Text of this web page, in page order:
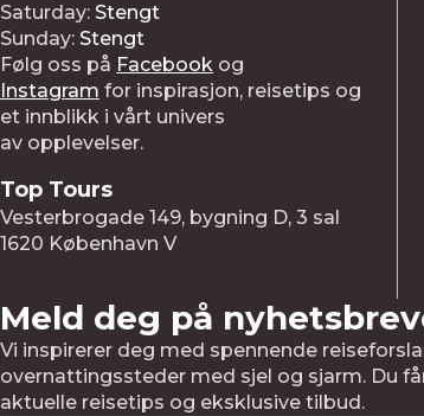
Saturday: Stengt
Sunday: Stengt
Følg oss på Facebook og
Instagram for inspirasjon, reisetips og
et innblikk i vårt univers
av opplevelser.
Top Tours
Vesterbrogade 149, bygning D, 3 sal
1620 København V
Meld deg på
Vi inspirerer deg med spennende
overnattingssteder med sjel og sjarm. Du
aktuelle reisetips og eksklusive tilbud.